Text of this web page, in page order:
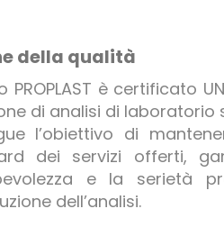
della qualità
è certificato
di analisi di laboratorio
l’obiettivo di
dei servizi offerti,
e la serietà
dell’analisi.